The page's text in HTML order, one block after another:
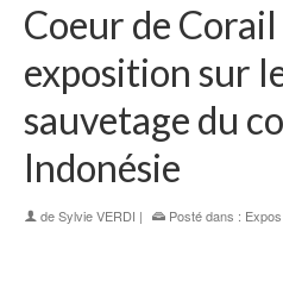
Coeur de Corail
exposition sur
sauvetage du
Indonésie
deSylvie VERDI | Posté dans : Expos